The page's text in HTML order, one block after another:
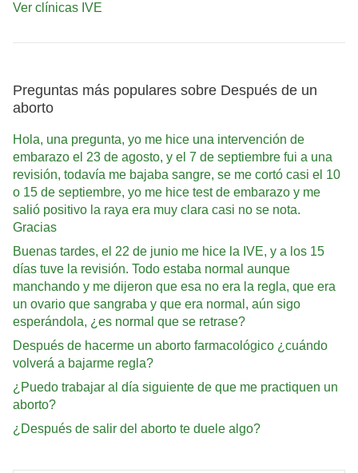
Ver clínicas IVE
Preguntas más populares sobre Después de un
aborto
Hola, una pregunta, yo me hice una intervención de
embarazo el 23 de agosto, y el 7 de septiembre fui a una
revisión, todavía me bajaba sangre, se me cortó casi el 10
o 15 de septiembre, yo me hice test de embarazo y me
salió positivo la raya era muy clara casi no se nota.
Gracias
Buenas tardes, el 22 de junio me hice la IVE, y a los 15
días tuve la revisión. Todo estaba normal aunque
manchando y me dijeron que esa no era la regla, que era
un ovario que sangraba y que era normal, aún sigo
esperándola, ¿es normal que se retrase?
Después de hacerme un aborto farmacológico ¿cuándo
volverá a bajarme regla?
¿Puedo trabajar al día siguiente de que me practiquen un
aborto?
¿Después de salir del aborto te duele algo?